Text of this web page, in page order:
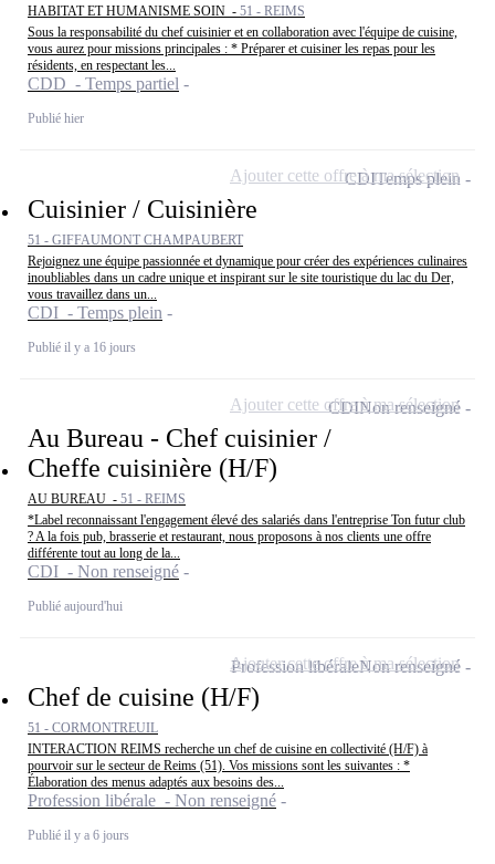
HABITAT ET HUMANISME SOIN - 51 - REIMS
Sous la responsabilité du chef cuisinier et en collaboration avec l'équipe de cuisine,
vous aurez pour missions principales : * Préparer et cuisiner les repas pour les
résidents, en respectant les...
CDD - Temps partiel
Publié hier
Cuisinier / Cuisinière
51 - GIFFAUMONT CHAMPAUBERT
Rejoignez une équipe passionnée et dynamique pour créer des expériences culinaires
inoubliables dans un cadre unique et inspirant sur le site touristique du lac du Der,
vous travaillez dans un...
CDI - Temps plein
Publié il y a 16 jours
CDITemps plein
Ajouter cette offre à ma sélection
Au Bureau - Chef cuisinier /
Cheffe cuisinière (H/F)
AU BUREAU - 51 - REIMS
*Label reconnaissant l'engagement élevé des salariés dans l'entreprise Ton futur club
? A la fois pub, brasserie et restaurant, nous proposons à nos clients une offre
différente tout au long de la...
CDI - Non renseigné
Publié aujourd'hui
CDINon renseigné
Ajouter cette offre à ma sélection
Chef de cuisine (H/F)
51 - CORMONTREUIL
INTERACTION REIMS recherche un chef de cuisine en collectivité (H/F) à
pourvoir sur le secteur de Reims (51). Vos missions sont les suivantes : *
Élaboration des menus adaptés aux besoins des...
Profession libérale - Non renseigné
Publié il y a 6 jours
Profession libéraleNon renseigné
Ajouter cette offre à ma sélection